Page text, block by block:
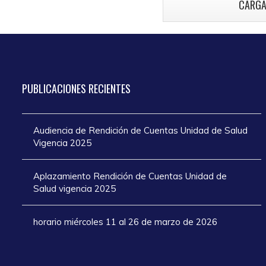
Santa 2025
PUBLICACIONES RECIENTES
Audiencia de Rendición de Cuentas Unidad de Salud
Vigencia 2025
Aplazamiento Rendición de Cuentas Unidad de
Salud vigencia 2025
horario miércoles 11 al 26 de marzo de 2026